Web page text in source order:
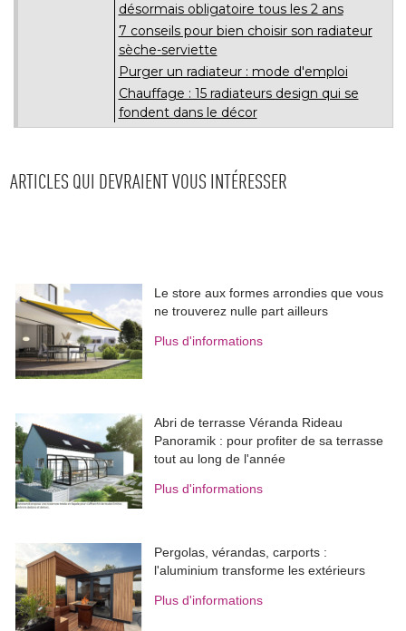
désormais obligatoire tous les 2 ans
7 conseils pour bien choisir son radiateur
sèche-serviette
Purger un radiateur : mode d'emploi
Chauffage : 15 radiateurs design qui se
fondent dans le décor
ARTICLES QUI DEVRAIENT VOUS INTÉRESSER
Le store aux formes arrondies que vous
ne trouverez nulle part ailleurs
Plus d'informations
Abri de terrasse Véranda Rideau
Panoramik : pour profiter de sa terrasse
tout au long de l'année
Plus d'informations
Pergolas, vérandas, carports :
l'aluminium transforme les extérieurs
Plus d'informations